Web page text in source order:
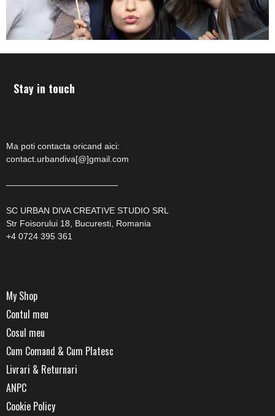
Stay in touch
Ma poti contacta oricand aici:
contact.urbandiva[@]gmail.com
—————————————
SC URBAN DIVA CREATIVE STUDIO SRL
Str Foisorului 18, Bucuresti, Romania
+4 0724 395 361
My Shop
Contul meu
Cosul meu
Cum Comand & Cum Platesc
Livrari & Returnari
ANPC
Cookie Policy